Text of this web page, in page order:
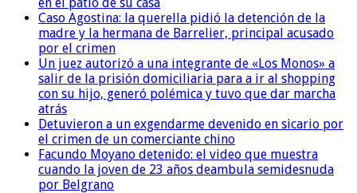
Caso Agostina: la querella pidió la detención de la
madre y la hermana de Barrelier, principal acusado
por el crimen
Un juez autorizó a una integrante de «Los Monos» a
salir de la prisión domiciliaria para a ir al shopping
con su hijo, generó polémica y tuvo que dar marcha
atrás
Detuvieron a un exgendarme devenido en sicario por
el crimen de un comerciante chino
Facundo Moyano detenido: el video que muestra
cuando la joven de 23 años deambula semidesnuda
por Belgrano